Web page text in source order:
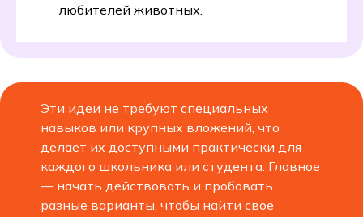
любителей животных.
Эти идеи не требуют специальных
навыков или крупных вложений, что
делает их доступными практически для
каждого школьника или студента. Главное
— начать действовать и пробовать
разные варианты, чтобы найти свое